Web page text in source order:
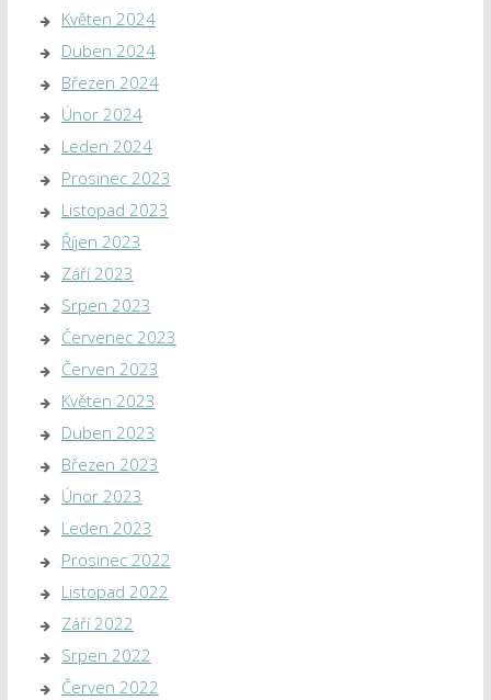
Květen 2024
Duben 2024
Březen 2024
Únor 2024
Leden 2024
Prosinec 2023
Listopad 2023
Říjen 2023
Září 2023
Srpen 2023
Červenec 2023
Červen 2023
Květen 2023
Duben 2023
Březen 2023
Únor 2023
Leden 2023
Prosinec 2022
Listopad 2022
Září 2022
Srpen 2022
Červen 2022